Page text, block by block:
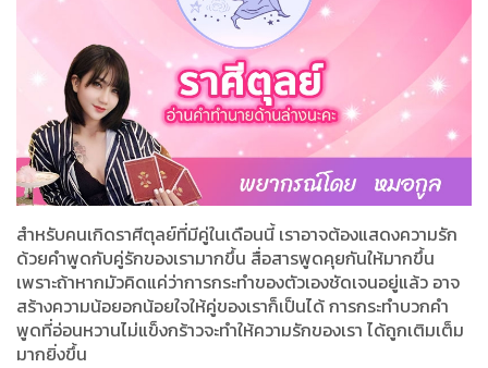
สำหรับคนเกิดราศีตุลย์ที่มีคู่ในเดือนนี้ เราอาจต้องแสดงความรัก
ด้วยคำพูดกับคู่รักของเรามากขึ้น สื่อสารพูดคุยกันให้มากขึ้น
เพราะถ้าหากมัวคิดแค่ว่าการกระทำของตัวเองชัดเจนอยู่แล้ว อาจ
สร้างความน้อยอกน้อยใจให้คู่ของเราก็เป็นได้ การกระทำบวกคำ
พูดที่อ่อนหวานไม่แข็งกร้าวจะทำให้ความรักของเรา ได้ถูกเติมเต็ม
มากยิ่งขึ้น